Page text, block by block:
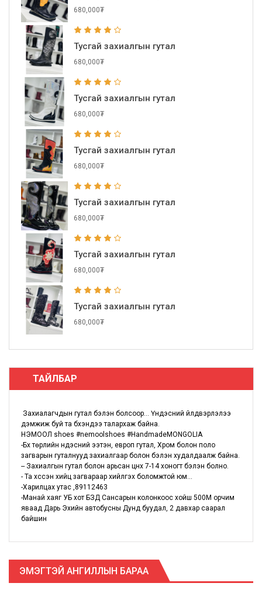
680,000₮
Тусгай захиалгын гутал
680,000₮
Тусгай захиалгын гутал
680,000₮
Тусгай захиалгын гутал
680,000₮
Тусгай захиалгын гутал
680,000₮
Тусгай захиалгын гутал
680,000₮
Тусгай захиалгын гутал
680,000₮
ТАЙЛБАР
Захиалагчдын гутал бэлэн болсоор... Үндэсний үйлдвэрлэлээ
дэмжиж буй та бүхэндээ талархаж байна.
НЭМООЛ shoes #nemoolshoes #HandmadeMONGOLIA
-Бүх төрлийн үндэсний ээтэн, европ гутал, Хром болон поло
загварын гуталнууд захиалгаар болон бэлэн худалдаалж байна.
-- Захиалгын гутал болон арьсан цүнх 7-14 хоногт бэлэн болно.
- Та хүссэн хийц загвараар хийлгэх боломжтой юм...
-Харилцах утас ,89112463
-Манай хаяг УБ хот БЗД Сансарын колонкоос хойш 500М орчим
яваад Дарь Эхийн автобусны Дунд буудал, 2 давхар саарал
байшин
ЭМЭГТЭЙ АНГИЛЛЫН БАРАА